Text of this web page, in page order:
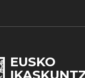
EUSKO